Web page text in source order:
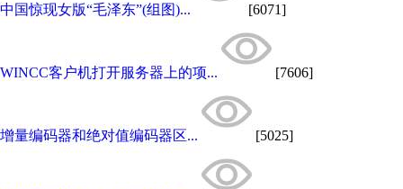
中国惊现女版“毛泽东”(组图)... [6071]
WINCC客户机打开服务器上的项... [7606]
增量编码器和绝对值编码器区... [5025]